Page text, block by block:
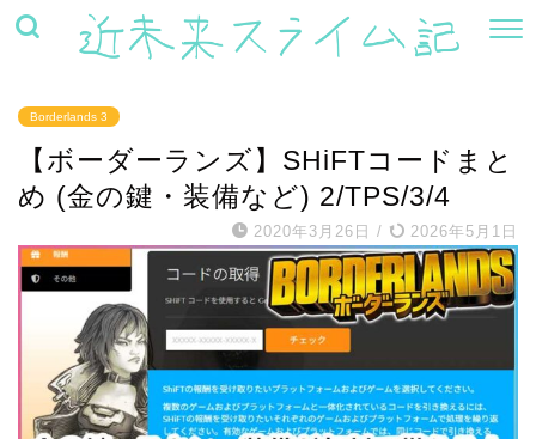
Borderlands 3
【ボーダーランズ】SHiFTコードまと
め (金の鍵・装備など) 2/TPS/3/4
2020年3月26日 / 2026年5月1日